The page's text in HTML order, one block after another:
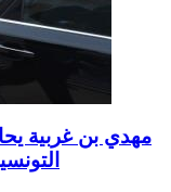
مهدي بن غربية